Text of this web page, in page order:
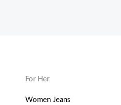
For Her
Women Jeans